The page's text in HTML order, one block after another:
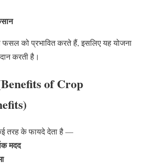
को प्रभावित करते हैं, इसलिए यह योजना
करती है।
of Crop
तरह के फायदे देता है —
मदद